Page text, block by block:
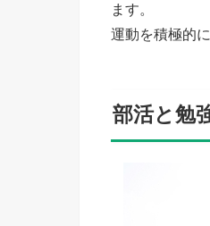
ます。
運動を積極的
部活と勉